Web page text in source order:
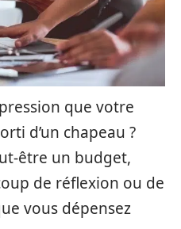
que votre
d’un chapeau ?
être un budget,
de réflexion ou de
vous dépensez